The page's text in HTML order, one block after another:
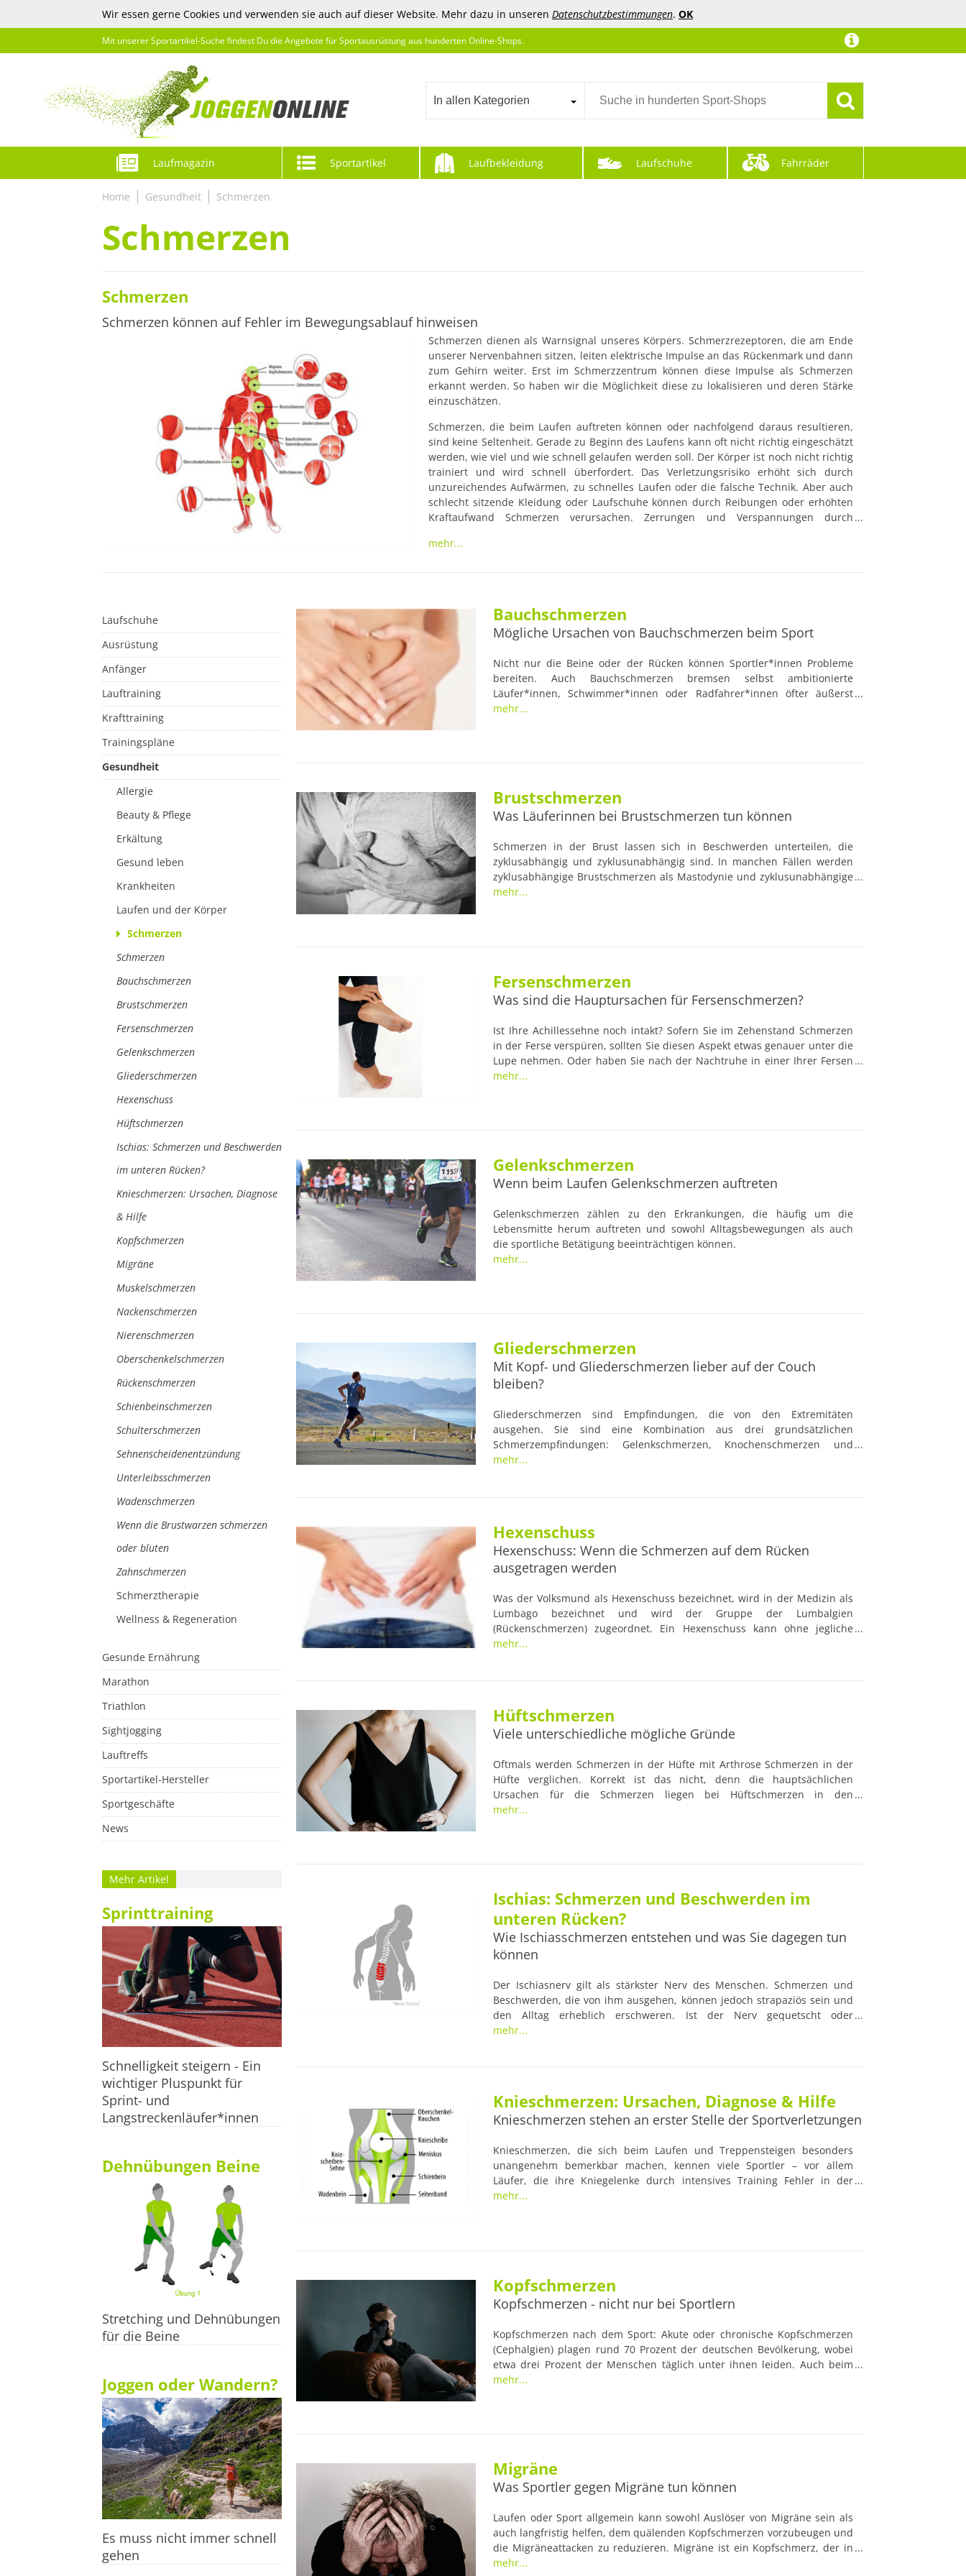
Wir essen gerne Cookies und verwenden sie auch auf dieser Website. Mehr dazu in unseren Datenschutzbestimmungen. OK
Mit unserer Sportartikel-Suche findest Du die Angebote für Sportausrüstung aus hunderten Online-Shops.
In allen Kategorien
Laufmagazin Sportartikel Laufbekleidung Laufschuhe Fahrräder
Home Gesundheit Schmerzen
Schmerzen
Schmerzen
Schmerzen können auf Fehler im Bewegungsablauf hinweisen
Schmerzen dienen als Warnsignal unseres Körpers. Schmerzrezeptoren, die am Ende
unserer Nervenbahnen sitzen, leiten elektrische Impulse an das Rückenmark und dann
zum Gehirn weiter. Erst im Schmerzzentrum können diese Impulse als Schmerzen
erkannt werden. So haben wir die Möglichkeit diese zu lokalisieren und deren Stärke
einzuschätzen.
Schmerzen, die beim Laufen auftreten können oder nachfolgend daraus resultieren,
sind keine Seltenheit. Gerade zu Beginn des Laufens kann oft nicht richtig eingeschätzt
werden, wie viel und wie schnell gelaufen werden soll. Der Körper ist noch nicht richtig
trainiert und wird schnell überfordert. Das Verletzungsrisiko erhöht sich durch
unzureichendes Aufwärmen, zu schnelles Laufen oder die falsche Technik. Aber auch
schlecht sitzende Kleidung oder Laufschuhe können durch Reibungen oder erhöhten
Kraftaufwand Schmerzen verursachen. Zerrungen und Verspannungen durch
Verschiedene Arten von Schmerzen beim Laufen Generell sollte dem Entstehen von
mehr...
Laufschuhe
Ausrüstung
Anfänger
Lauftraining
Krafttraining
Trainingspläne
Gesundheit
Allergie
Beauty & Pflege
Erkältung
Gesund leben
Krankheiten
Laufen und der Körper
Schmerzen
Schmerzen
Bauchschmerzen
Brustschmerzen
Fersenschmerzen
Gelenkschmerzen
Gliederschmerzen
Hexenschuss
Hüftschmerzen
Ischias: Schmerzen und Beschwerden
im unteren Rücken?
Knieschmerzen: Ursachen, Diagnose
& Hilfe
Kopfschmerzen
Migräne
Muskelschmerzen
Nackenschmerzen
Nierenschmerzen
Oberschenkelschmerzen
Rückenschmerzen
Schienbeinschmerzen
Schulterschmerzen
Sehnenscheidenentzündung
Unterleibsschmerzen
Wadenschmerzen
Wenn die Brustwarzen schmerzen
oder bluten
Zahnschmerzen
Schmerztherapie
Wellness & Regeneration
Gesunde Ernährung
Marathon
Triathlon
Sightjogging
Lauftreffs
Sportartikel-Hersteller
Sportgeschäfte
News
Mehr Artikel
Sprinttraining
Schnelligkeit steigern - Ein
wichtiger Pluspunkt für
Sprint- und
Langstreckenläufer*innen
Dehnübungen Beine
Stretching und Dehnübungen
für die Beine
Joggen oder Wandern?
Es muss nicht immer schnell
gehen
Bauchschmerzen
Mögliche Ursachen von Bauchschmerzen beim Sport
Nicht nur die Beine oder der Rücken können Sportler*innen Probleme
bereiten. Auch Bauchschmerzen bremsen selbst ambitionierte
Läufer*innen, Schwimmer*innen oder Radfahrer*innen öfter äußerst
unsanft aus. Obwohl alle infrage kommenden organischen Ursachen
mehr...
Brustschmerzen
Was Läuferinnen bei Brustschmerzen tun können
Schmerzen in der Brust lassen sich in Beschwerden unterteilen, die
zyklusabhängig und zyklusunabhängig sind. In manchen Fällen werden
zyklusabhängige Brustschmerzen als Mastodynie und zyklusunabhängige
Schmerzen als Mastalgie bezeichnet, wobei meistens beide
mehr...
Fersenschmerzen
Was sind die Hauptursachen für Fersenschmerzen?
Ist Ihre Achillessehne noch intakt? Sofern Sie im Zehenstand Schmerzen
in der Ferse verspüren, sollten Sie diesen Aspekt etwas genauer unter die
Lupe nehmen. Oder haben Sie nach der Nachtruhe in einer Ihrer Fersen
eventuell "Anlaufschmerzen", die bei Bewegung wieder verschwinden?
mehr...
Gelenkschmerzen
Wenn beim Laufen Gelenkschmerzen auftreten
Gelenkschmerzen zählen zu den Erkrankungen, die häufig um die
Lebensmitte herum auftreten und sowohl Alltagsbewegungen als auch
die sportliche Betätigung beeinträchtigen können.
mehr...
Gliederschmerzen
Mit Kopf- und Gliederschmerzen lieber auf der Couch
bleiben?
Gliederschmerzen sind Empfindungen, die von den Extremitäten
ausgehen. Sie sind eine Kombination aus drei grundsätzlichen
Schmerzempfindungen: Gelenkschmerzen, Knochenschmerzen und
Muskelschmerzen. Deshalb haben Betroffene meistens ein diffuses
mehr...
Hexenschuss
Hexenschuss: Wenn die Schmerzen auf dem Rücken
ausgetragen werden
Was der Volksmund als Hexenschuss bezeichnet, wird in der Medizin als
Lumbago bezeichnet und wird der Gruppe der Lumbalgien
(Rückenschmerzen) zugeordnet. Ein Hexenschuss kann ohne jegliche
Vorwarnung und ganz plötzlich eintreten. Eine ungewöhnliche
mehr...
Hüftschmerzen
Viele unterschiedliche mögliche Gründe
Oftmals werden Schmerzen in der Hüfte mit Arthrose Schmerzen in der
Hüfte verglichen. Korrekt ist das nicht, denn die hauptsächlichen
Ursachen für die Schmerzen liegen bei Hüftschmerzen in den
zugehörigen Muskeln und Sehnen, sowie den Nerven und dem
mehr...
Ischias: Schmerzen und Beschwerden im
unteren Rücken?
Wie Ischiasschmerzen entstehen und was Sie dagegen tun
können
Der Ischiasnerv gilt als stärkster Nerv des Menschen. Schmerzen und
Beschwerden, die von ihm ausgehen, können jedoch strapaziös sein und
den Alltag erheblich erschweren. Ist der Nerv gequetscht oder
anderweitig beeinträchtigt, können Rücken- und Beinschmerzen,
mehr...
Knieschmerzen: Ursachen, Diagnose & Hilfe
Knieschmerzen stehen an erster Stelle der Sportverletzungen
Knieschmerzen, die sich beim Laufen und Treppensteigen besonders
unangenehm bemerkbar machen, kennen viele Sportler – vor allem
Läufer, die ihre Kniegelenke durch intensives Training Fehler in der
Lauftechnik, muskuläre Dysbalancen sowie angeborene Fehlstellungen
mehr...
Kopfschmerzen
Kopfschmerzen - nicht nur bei Sportlern
Kopfschmerzen nach dem Sport: Akute oder chronische Kopfschmerzen
(Cephalgien) plagen rund 70 Prozent der deutschen Bevölkerung, wobei
etwa drei Prozent der Menschen täglich unter ihnen leiden. Auch beim
Sport bleiben von diesen unangenehmen Schmerzen im Kopf nicht
mehr...
Migräne
Was Sportler gegen Migräne tun können
Laufen oder Sport allgemein kann sowohl Auslöser von Migräne sein als
auch langfristig helfen, dem quälenden Kopfschmerzen vorzubeugen und
die Migräneattacken zu reduzieren. Migräne ist ein Kopfschmerz, der in
den meisten Fällen einseitig auftritt und von einer Fülle von weiteren
mehr...